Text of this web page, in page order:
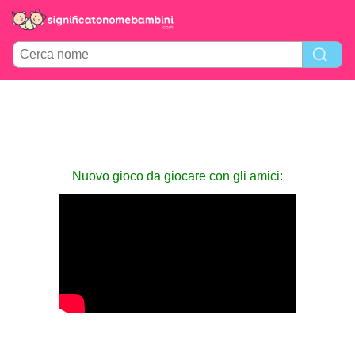
Nuovo gioco da giocare con gli amici: